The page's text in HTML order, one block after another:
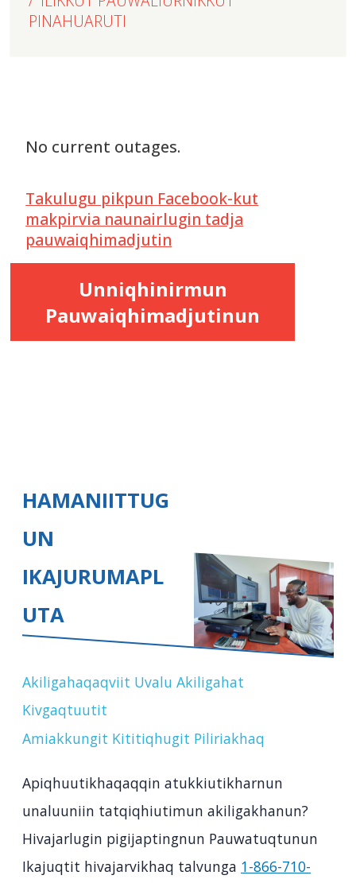
PINAHUARUTI
No current outages.
Takulugu pikpun Facebook-kut
makpirvia naunairlugin tadja
pauwaiqhimadjutin
Unniqhinirmun
Pauwaiqhimadjutinun
HAMANIITTUG
UN
IKAJURUMAPL
UTA
Akiligahaqaqviit Uvalu Akiligahat
Kivgaqtuutit
Amiakkungit Kititiqhugit Piliriakhaq
Apiqhuutikhaqaqqin atukkiutikharnun
unaluuniin tatqiqhiutimun akiligakhanun?
Hivajarlugin pigijaptingnun Pauwatuqtunun
Ikajuqtit hivajarvikhaq talvunga 1-866-710-